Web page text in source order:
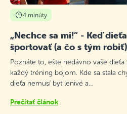
4 minúty
„Nechce sa mi!“ - Keď
športovať (a čo s tým robiť)
Poznáte to, ešte nedávno vaše
každý tréning bojom. Kde sa stala
dieťa nemusí byť lenivé a…
Prečítať článok